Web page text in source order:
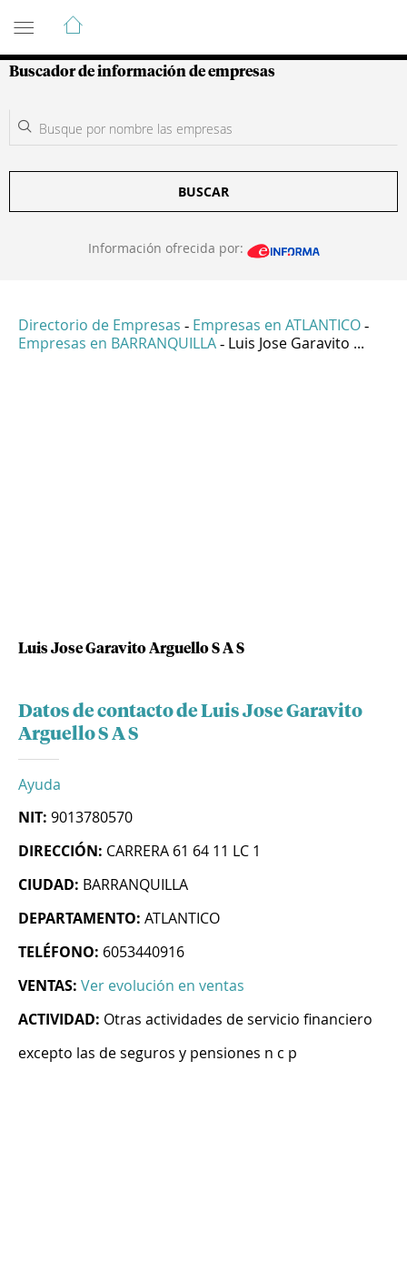
Guía de Empresas Colombianas
Buscador de información de empresas
BUSCAR
Información ofrecida por:
Directorio de Empresas - Empresas en ATLANTICO -
Empresas en BARRANQUILLA - Luis Jose Garavito ...
Luis Jose Garavito Arguello S A S
Datos de contacto de Luis Jose Garavito
Arguello S A S
Ayuda
NIT: 9013780570
DIRECCIÓN: CARRERA 61 64 11 LC 1
CIUDAD: BARRANQUILLA
DEPARTAMENTO: ATLANTICO
TELÉFONO: 6053440916
VENTAS: Ver evolución en ventas
ACTIVIDAD: Otras actividades de servicio financiero
excepto las de seguros y pensiones n c p